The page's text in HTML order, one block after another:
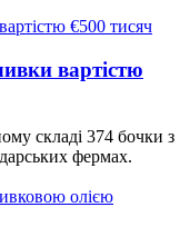
вартістю
складі 374 бочки з
фермах.